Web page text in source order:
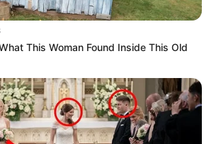
trauma de la infancia?
This Woman Found Inside This Old